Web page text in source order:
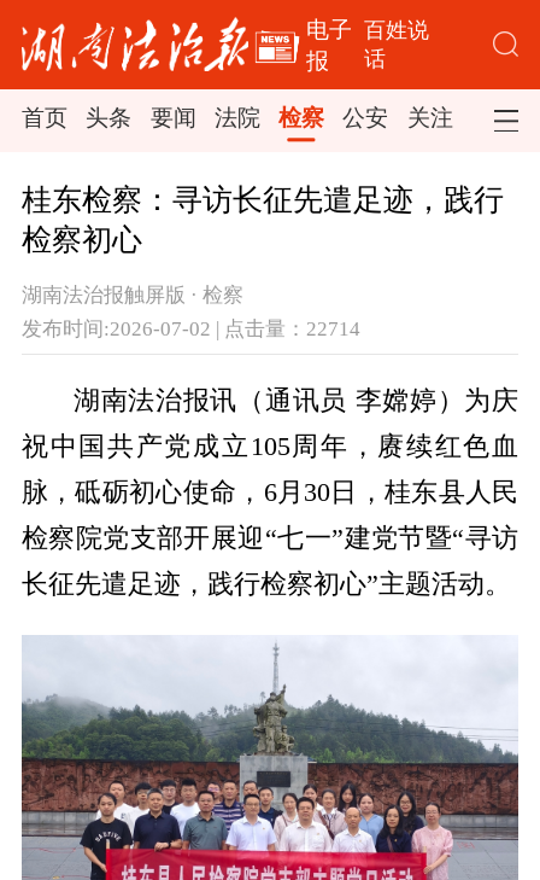
电子
报
百姓说
话
首页 头条 要闻 法院 检察 公安 关注 司法
桂东检察：寻访长征先遣足迹，践行
检察初心
湖南法治报触屏版 · 检察
发布时间:2026-07-02 | 点击量：22714
湖南法治报讯（通讯员 李嫦婷）为庆
祝中国共产党成立105周年，赓续红色血
脉，砥砺初心使命，6月30日，桂东县人民
检察院党支部开展迎“七一”建党节暨“寻访
长征先遣足迹，践行检察初心”主题活动。